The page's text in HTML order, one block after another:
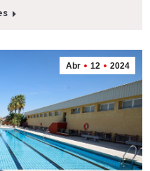
Abr 12 2024